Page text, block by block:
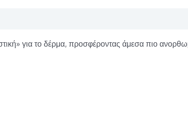
για το δέρμα, προσφέροντας άμεσα πιο